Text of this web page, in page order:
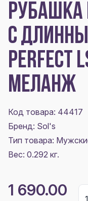
РУБАШКА
С
PERFECT
МЕЛАНЖ
Код товара: 44417
Бренд: Sol's
Тип товара:
Вес: 0.292 кг.
1 690.00